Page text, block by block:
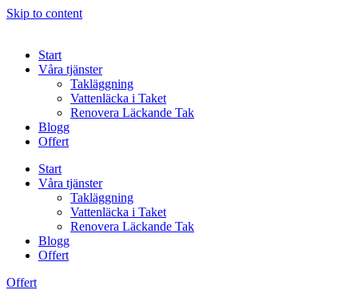
Skip to content
Start
Våra tjänster
Takläggning
Vattenläcka i Taket
Renovera Läckande Tak
Blogg
Offert
Start
Våra tjänster
Takläggning
Vattenläcka i Taket
Renovera Läckande Tak
Blogg
Offert
Offert